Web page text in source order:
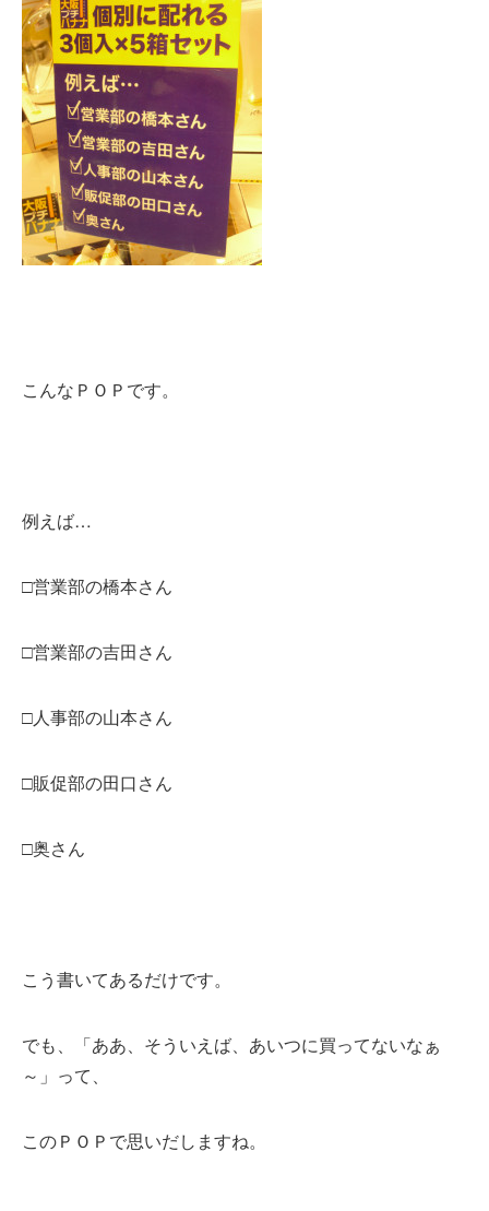
こんなＰＯＰです。
例えば…
□営業部の橋本さん
□営業部の吉田さん
□人事部の山本さん
□販促部の田口さん
□奥さん
こう書いてあるだけです。
でも、「ああ、そういえば、あいつに買ってないなぁ
～」って、
このＰＯＰで思いだしますね。